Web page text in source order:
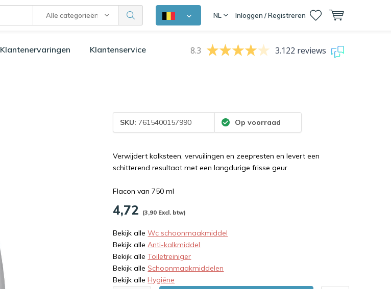
Alle categorieën NL Inloggen / Registreren
Klantenervaringen Klantenservice 8.3 3.122 reviews
SKU: 7615400157990 Op voorraad
Verwijdert kalksteen, vervuilingen en zeepresten en levert een
schitterend resultaat met een langdurige frisse geur
Flacon van 750 ml
4,72 (3,90 Excl. btw)
Bekijk alleWc schoonmaakmiddel
Bekijk alleAnti-kalkmiddel
Bekijk alleToiletreiniger
Bekijk alleSchoonmaakmiddelen
Bekijk alleHygiëne